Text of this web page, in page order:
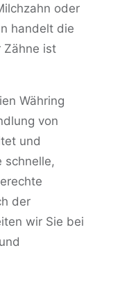
oder
handelt die
Zähne ist
Währing
von
und
schnelle,
der
wir Sie bei